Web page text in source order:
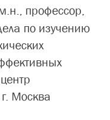
профессор,
по изучению
Москва